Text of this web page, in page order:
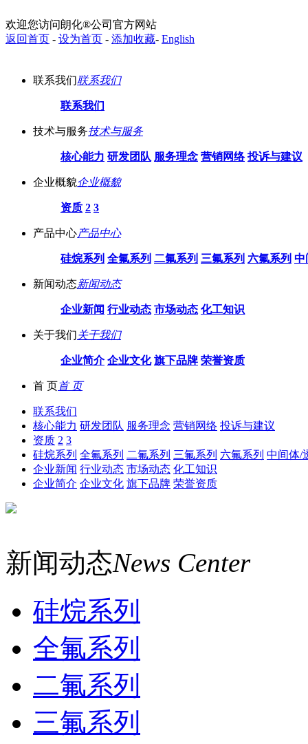
欢迎您访问朗化®公司官方网站
返回首页 - 设为首页 - 添加收藏- English
联系我们联系我们
联系我们
技术与服务技术与服务
核心能力 研发团队 服务理念 营销网络 投诉与建议
企业概貌企业概貌
资质 2 3
产品中心产品中心
硅烷系列 全氟系列 二氟系列 三氟系列 六氟系列 中
新闻动态新闻动态
企业新闻 行业动态 市场动态 化工知识
关于我们关于我们
企业简介 企业文化 旗下品牌 荣誉资质
首 页首 页
联系我们
核心能力 研发团队 服务理念 营销网络 投诉与建议
资质 2 3
硅烷系列 全氟系列 二氟系列 三氟系列 六氟系列 中间体/
企业新闻 行业动态 市场动态 化工知识
企业简介 企业文化 旗下品牌 荣誉资质
新闻动态News Center
硅烷系列
全氟系列
二氟系列
三氟系列